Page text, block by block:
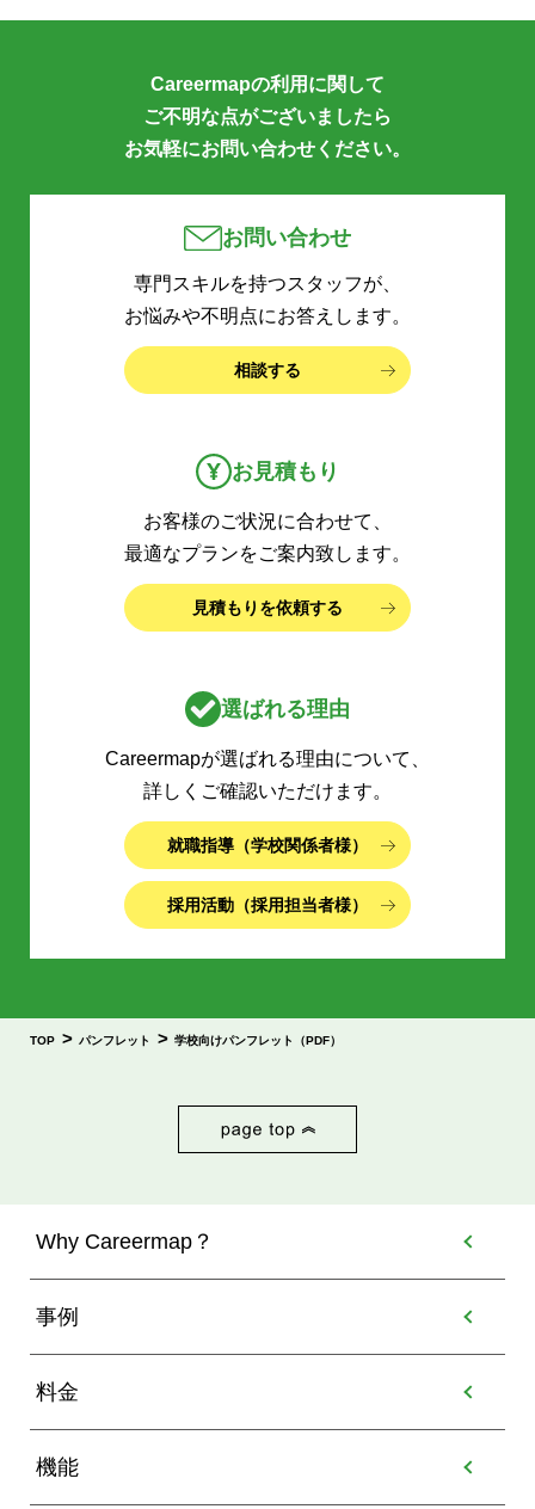
Careermapの利用に関して
ご不明な点がございましたら
お気軽にお問い合わせください。
お問い合わせ
専門スキルを持つスタッフが、
お悩みや不明点にお答えします。
相談する
お見積もり
お客様のご状況に合わせて、
最適なプランをご案内致します。
見積もりを依頼する
選ばれる理由
Careermapが選ばれる理由について、
詳しくご確認いただけます。
就職指導（学校関係者様）
採用活動（採用担当者様）
TOP > パンフレット > 学校向けパンフレット（PDF）
Why Careermap？
事例
料金
機能